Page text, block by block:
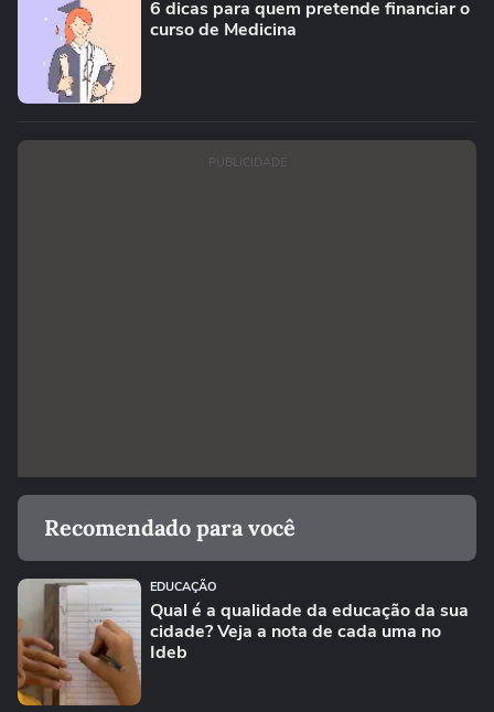
6 dicas para quem pretende financiar o
curso de Medicina
PUBLICIDADE
Recomendado para você
EDUCAÇÃO
Qual é a qualidade da educação da sua
cidade? Veja a nota de cada uma no
Ideb